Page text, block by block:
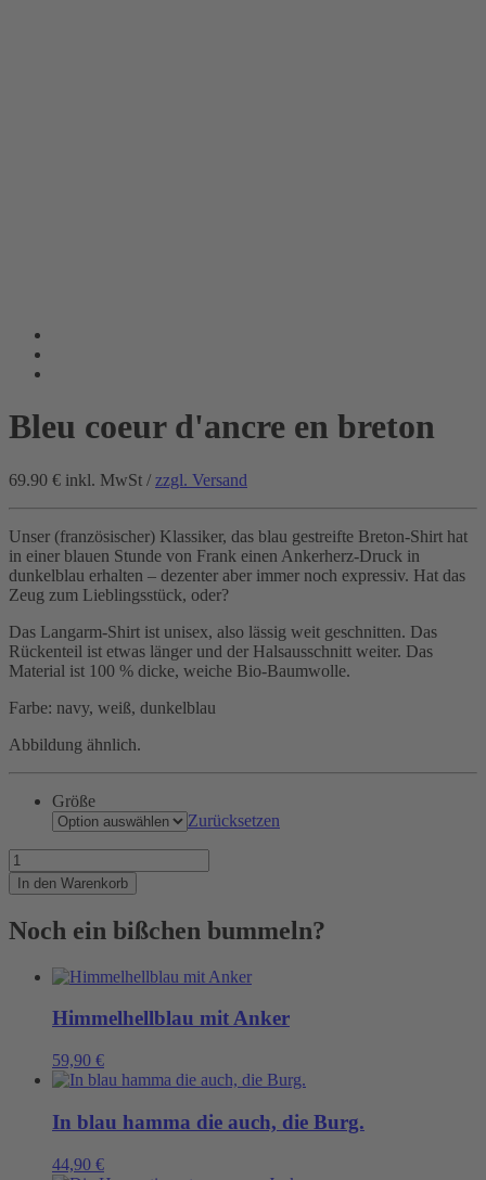
Bleu coeur d'ancre en breton
69.90 € inkl. MwSt / zzgl. Versand
Unser (französischer) Klassiker, das blau gestreifte Breton-Shirt hat
in einer blauen Stunde von Frank einen Ankerherz-Druck in
dunkelblau erhalten – dezenter aber immer noch expressiv. Hat das
Zeug zum Lieblingsstück, oder?
Das Langarm-Shirt ist unisex, also lässig weit geschnitten. Das
Rückenteil ist etwas länger und der Halsausschnitt weiter. Das
Material ist 100 % dicke, weiche Bio-Baumwolle.
Farbe: navy, weiß, dunkelblau
Abbildung ähnlich.
Größe
Zurücksetzen
Bleu
coeur
d'ancre
breton
In den Warenkorb
Noch ein bißchen bummeln?
Himmelhellblau mit Anker
59,90 €
In blau hamma die auch, die Burg.
44,90 €